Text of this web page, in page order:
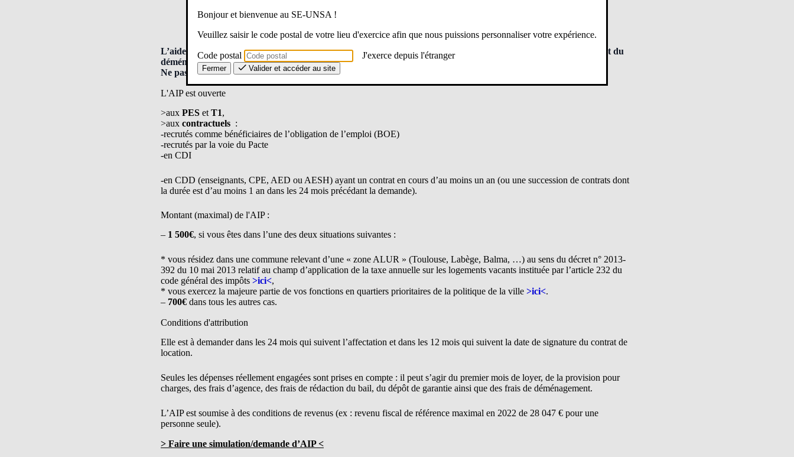
L’aide à l’installation des personnels (AIP) est une aide contribuant aux dépenses engagées lors de l’installation et du
déménagement dans un logement locatif.
Ne passez pas à côté !
L'AIP est ouverte
>aux PES et T1,
>aux contractuels :
-recrutés comme bénéficiaires de l’obligation de l’emploi (BOE)
-recrutés par la voie du Pacte
-en CDI
-en CDD (enseignants, CPE, AED ou AESH) ayant un contrat en cours d’au moins un an (ou une succession de contrats dont
la durée est d’au moins 1 an dans les 24 mois précédant la demande).
Montant (maximal) de l'AIP :
– 1 500€, si vous êtes dans l’une des deux situations suivantes :
* vous résidez dans une commune relevant d’une « zone ALUR » (Toulouse, Labège, Balma, …) au sens du décret n° 2013-
392 du 10 mai 2013 relatif au champ d’application de la taxe annuelle sur les logements vacants instituée par l’article 232 du
code général des impôts >ici<,
* vous exercez la majeure partie de vos fonctions en quartiers prioritaires de la politique de la ville >ici<.
– 700€ dans tous les autres cas.
Conditions d'attribution
Elle est à demander dans les 24 mois qui suivent l’affectation et dans les 12 mois qui suivent la date de signature du contrat de
location.
Seules les dépenses réellement engagées sont prises en compte : il peut s’agir du premier mois de loyer, de la provision pour
charges, des frais d’agence, des frais de rédaction du bail, du dépôt de garantie ainsi que des frais de déménagement.
L’AIP est soumise à des conditions de revenus (ex : revenu fiscal de référence maximal en 2022 de 28 047 € pour une
personne seule).
> Faire une simulation/demande d’AIP <
Bonjour et bienvenue au SE-UNSA !
Veuillez saisir le code postal de votre lieu d'exercice afin que nous puissions personnaliser votre expérience.
Code postal J'exerce depuis l'étranger
Fermer Valider et accéder au site